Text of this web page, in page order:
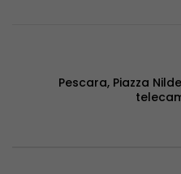
Pescara, Piazza